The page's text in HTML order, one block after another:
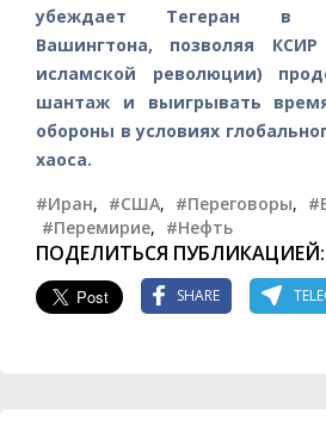
убеждает Тегеран в
Вашингтона, позволяя
исламской революции)
шантаж и выигрывать
обороны в условиях
хаоса.
#Иран, #США, #Переговоры,
#Перемирие, #Нефть
ПОДЕЛИТЬСЯ ПУБЛИКАЦИЕЙ:
SHARE